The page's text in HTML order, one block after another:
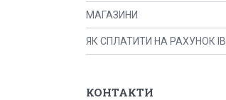
МАГАЗИНИ
ЯК СПЛАТИТИ НА РАХУНОК
КОНТАКТИ